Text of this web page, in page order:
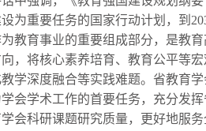
为重要任务的国家行动计划，到
教育事业的重要组成部分，是教
，将核心素养培育、教育公平等
学深度融合等实践难题。省教育
会学术工作的首要任务，充分发
会科研课题研究质量，更好地服